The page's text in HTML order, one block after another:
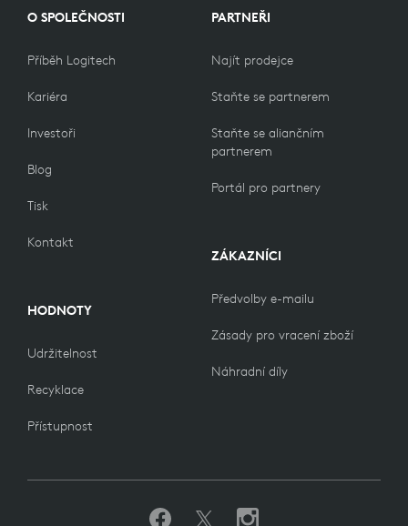
O SPOLEČNOSTI
Příběh Logitech
Kariéra
Investoři
Blog
Tisk
Kontakt
HODNOTY
Udržitelnost
Recyklace
Přístupnost
PARTNEŘI
Najít prodejce
Staňte se partnerem
Staňte se aliančním
partnerem
Portál pro partnery
ZÁKAZNÍCI
Předvolby e-mailu
Zásady pro vracení zboží
Náhradní díly